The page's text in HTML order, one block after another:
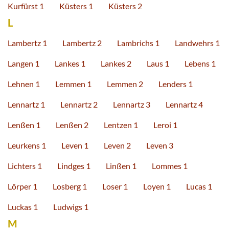
Kurfürst 1 Küsters 1 Küsters 2
L
Lambertz 1 Lambertz 2 Lambrichs 1 Landwehrs 1
Langen 1 Lankes 1 Lankes 2 Laus 1 Lebens 1
Lehnen 1 Lemmen 1 Lemmen 2 Lenders 1
Lennartz 1 Lennartz 2 Lennartz 3 Lennartz 4
Lenßen 1 Lenßen 2 Lentzen 1 Leroi 1
Leurkens 1 Leven 1 Leven 2 Leven 3
Lichters 1 Lindges 1 Linßen 1 Lommes 1
Lörper 1 Losberg 1 Loser 1 Loyen 1 Lucas 1
Luckas 1 Ludwigs 1
M